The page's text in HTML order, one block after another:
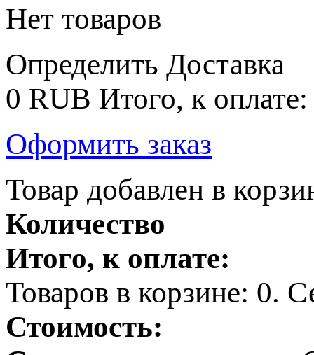
Нет товаров
Определить Доставка
0 RUB Итого, к оплате:
Оформить заказ
Товар добавлен в
Количество
Итого, к оплате:
Товаров в корзине: 0.
Стоимость: